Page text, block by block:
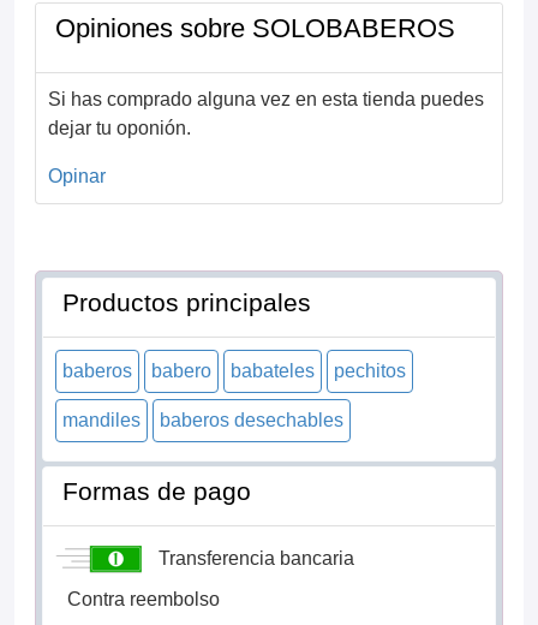
Opiniones sobre SOLOBABEROS
Si has comprado alguna vez en esta tienda puedes
dejar tu oponión.
Opinar
Productos principales
baberos babero babateles pechitos
mandiles baberos desechables
Formas de pago
Transferencia bancaria
Contra reembolso